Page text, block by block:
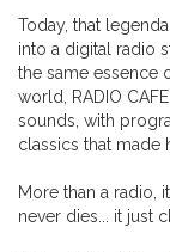
Today, that
into a digital radio
the same essence
world, RADIO
sounds, with
classics that made
More than a radio,
never dies... it just